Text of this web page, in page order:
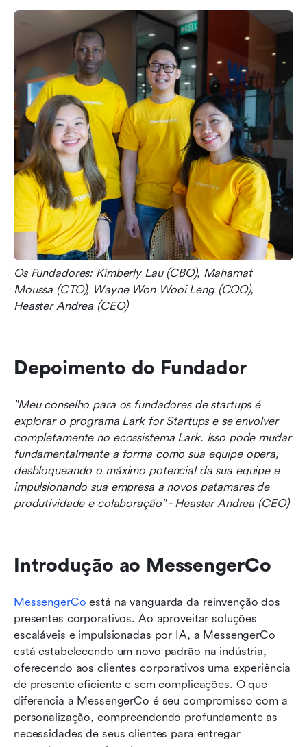
Os Fundadores: Kimberly Lau (CBO), Mahamat
Moussa (CTO), Wayne Won Wooi Leng (COO),
Heaster Andrea (CEO)
Depoimento do Fundador
"Meu conselho para os fundadores de startups é
explorar o programa Lark for Startups e se envolver
completamente no ecossistema Lark. Isso pode mudar
fundamentalmente a forma como sua equipe opera,
desbloqueando o máximo potencial da sua equipe e
impulsionando sua empresa a novos patamares de
produtividade e colaboração" - Heaster Andrea (CEO)
Introdução ao MessengerCo
MessengerCo está na vanguarda da reinvenção dos
presentes corporativos. Ao aproveitar soluções
escaláveis e impulsionadas por IA, a MessengerCo
está estabelecendo um novo padrão na indústria,
oferecendo aos clientes corporativos uma experiência
de presente eficiente e sem complicações. O que
diferencia a MessengerCo é seu compromisso com a
personalização, compreendendo profundamente as
necessidades de seus clientes para entregar